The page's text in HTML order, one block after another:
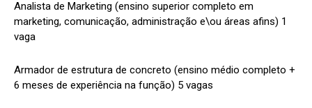
Analista de Marketing (ensino superior completo em
marketing, comunicação, administração e\ou áreas afins) 1
vaga
Armador de estrutura de concreto (ensino médio completo +
6 meses de experiência na função) 5 vagas